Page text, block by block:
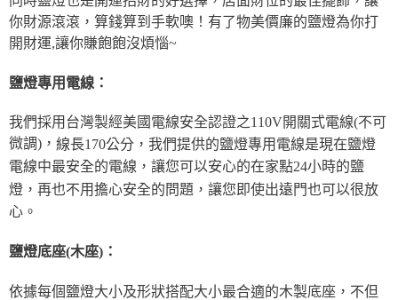
你財源滾滾，算錢算到手軟噢！有了物美價廉的鹽燈為你打
開財運,讓你賺飽飽沒煩惱~
鹽燈專用電線：
我們採用台灣製經美國電線安全認證之110V開關式電線(不可
微調)， 線長170公分， 我們提供的鹽燈專用電線是現在鹽燈
電線中最安全的電線，讓您可以安心的在家點24小時的鹽
燈，再也不用擔心安全的問題，讓您即使出遠門也可以很放
心。
鹽燈底座(木座)：
依據每個鹽燈大小及形狀搭配大小最合適的木製底座，不但